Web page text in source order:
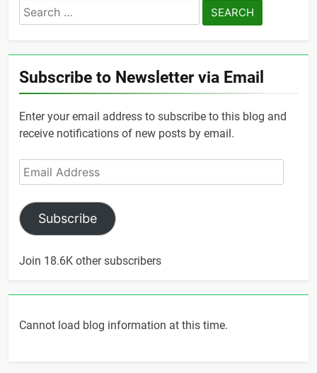
Search
for:
Subscribe to Newsletter via Email
Enter your email address to subscribe to this blog and
receive notifications of new posts by email.
Email
Address
Subscribe
Join 18.6K other subscribers
Cannot load blog information at this time.